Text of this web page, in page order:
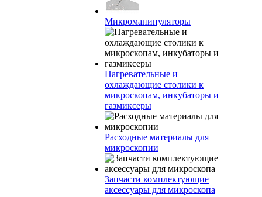
Микроманипуляторы
Нагревательные и
охлаждающие столики к
микроскопам, инкубаторы и
газмиксеры
Расходные материалы для
микроскопии
Запчасти комплектующие
аксессуары для микроскопа